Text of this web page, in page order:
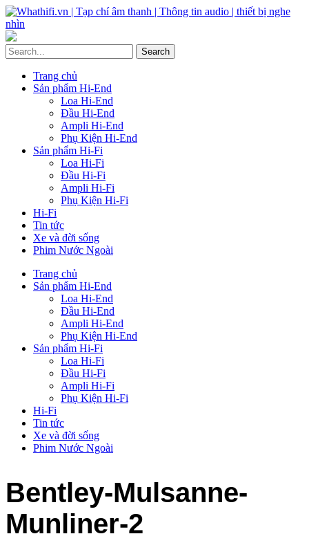
Trang chủ
Sản phẩm Hi-End
Loa Hi-End
Đầu Hi-End
Ampli Hi-End
Phụ Kiện Hi-End
Sản phẩm Hi-Fi
Loa Hi-Fi
Đầu Hi-Fi
Ampli Hi-Fi
Phụ Kiện Hi-Fi
Hi-Fi
Tin tức
Xe và đời sống
Phim Nước Ngoài
Trang chủ
Sản phẩm Hi-End
Loa Hi-End
Đầu Hi-End
Ampli Hi-End
Phụ Kiện Hi-End
Sản phẩm Hi-Fi
Loa Hi-Fi
Đầu Hi-Fi
Ampli Hi-Fi
Phụ Kiện Hi-Fi
Hi-Fi
Tin tức
Xe và đời sống
Phim Nước Ngoài
Bentley-Mulsanne-
Munliner-2